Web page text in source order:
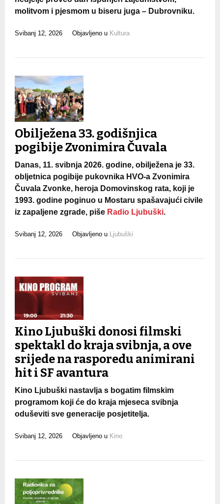
molitvom i pjesmom u biseru juga – Dubrovniku.
Svibanj 12, 2026 Objavljeno u Kultura
Obilježena 33. godišnjica
pogibije Zvonimira Čuvala
Danas, 11. svibnja 2026. godine, obilježena je 33.
obljetnica pogibije pukovnika HVO-a Zvonimira
Čuvala Zvonke, heroja Domovinskog rata, koji je
1993. godine poginuo u Mostaru spašavajući civile
iz zapaljene zgrade, piše Radio Ljubuški.
Svibanj 12, 2026 Objavljeno u Ljubuški
Kino Ljubuški donosi filmski
spektakl do kraja svibnja, a ove
srijede na rasporedu animirani
hit i SF avantura
Kino Ljubuški nastavlja s bogatim filmskim
programom koji će do kraja mjeseca svibnja
oduševiti sve generacije posjetitelja.
Svibanj 12, 2026 Objavljeno u Kino